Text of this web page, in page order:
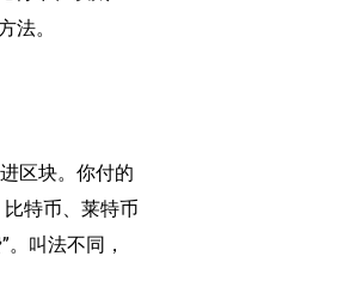
法。
区块。你付的
特币、莱特币
叫法不同，